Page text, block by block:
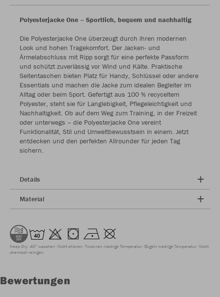
Polyesterjacke One – Sportlich, bequem und nachhaltig
Die Polyesterjacke One überzeugt durch ihren modernen
Look und hohen Tragekomfort. Der Jacken- und
Ärmelabschluss mit Ripp sorgt für eine perfekte Passform
und schützt zuverlässig vor Wind und Kälte. Praktische
Seitentaschen bieten Platz für Handy, Schlüssel oder andere
Essentials und machen die Jacke zum idealen Begleiter im
Alltag oder beim Sport. Gefertigt aus 100 % recyceltem
Polyester, steht sie für Langlebigkeit, Pflegeleichtigkeit und
Nachhaltigkeit. Ob auf dem Weg zum Training, in der Freizeit
oder unterwegs – die Polyesterjacke One vereint
Funktionalität, Stil und Umweltbewusstsein in einem. Jetzt
entdecken und den perfekten Allrounder für jeden Tag
sichern.
Details
Material
Keep Dry 40° waschen Nicht chloren Trocknen niedrige Temperatur Bügeln niedrige Temperatur Nicht
chemisch reinigen
Bewertungen